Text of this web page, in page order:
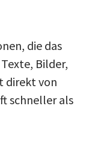
die das
Bilder,
direkt von
schneller als